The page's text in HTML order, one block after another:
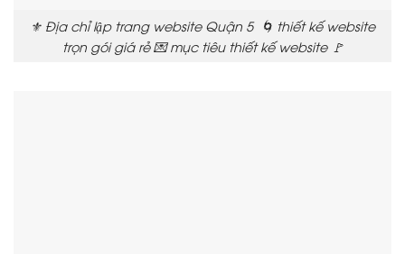
⚜️ Địa chỉ lập trang website Quận 5 🌀 thiết kế website
trọn gói giá rẻ 💌 mục tiêu thiết kế website 🚩